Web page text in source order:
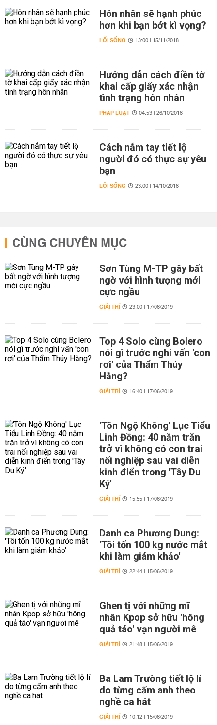
Hôn nhân sẽ hạnh phúc
hơn khi bạn bớt kì vọng?
LỐI SỐNG 13:00 | 15/11/2018
Hướng dẫn cách điền tờ
khai cấp giấy xác nhận
tình trạng hôn nhân
PHÁP LUẬT 04:53 | 26/10/2018
Cách nắm tay tiết lộ
người đó có thực sự yêu
bạn
LỐI SỐNG 23:00 | 14/10/2018
CÙNG CHUYÊN MỤC
Sơn Tùng M-TP gây bất
ngờ với hình tượng mới
cực ngầu
GIẢI TRÍ 23:00 | 17/06/2019
Top 4 Solo cùng Bolero
nói gì trước nghi vấn 'con
rơi' của Thẩm Thúy
Hằng?
GIẢI TRÍ 16:40 | 17/06/2019
'Tôn Ngộ Không' Lục Tiểu
Linh Đồng: 40 năm trăn
trở vì không có con trai
nối nghiệp sau vai diễn
kinh điển trong 'Tây Du
Ký'
GIẢI TRÍ 15:55 | 17/06/2019
Danh ca Phương Dung:
'Tôi tốn 100 kg nước mắt
khi làm giám khảo'
GIẢI TRÍ 22:44 | 15/06/2019
Ghen tị với những mĩ
nhân Kpop sở hữu 'hông
quả táo' vạn người mê
GIẢI TRÍ 21:48 | 15/06/2019
Ba Lam Trường tiết lộ lí
do từng cấm anh theo
nghề ca hát
GIẢI TRÍ 10:12 | 15/06/2019